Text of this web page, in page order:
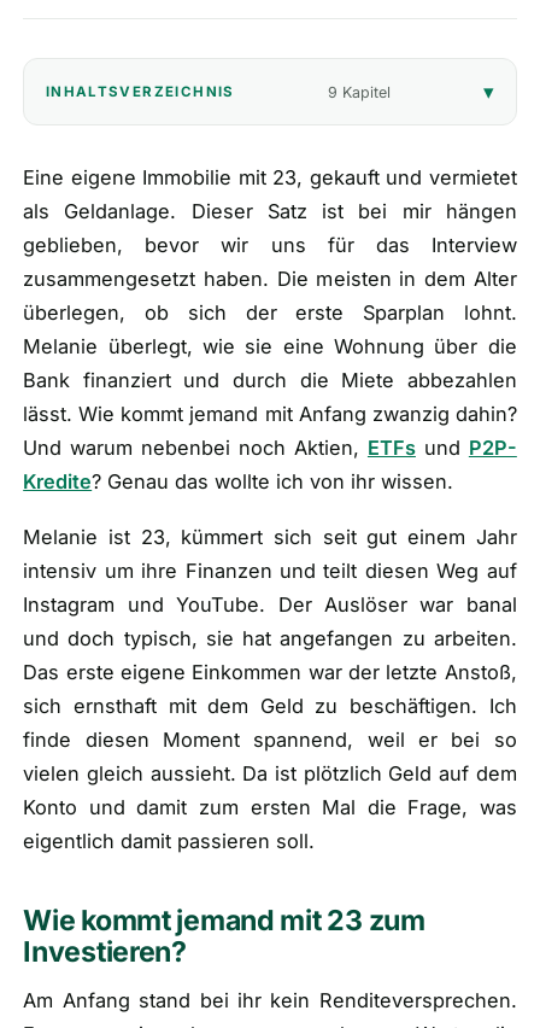
📰Artikel
Wie finanziert sich diese Seite?
Über mich
INHALTSVERZEICHNIS 9 Kapitel
Eine eigene Immobilie mit 23, gekauft und vermietet
als Geldanlage. Dieser Satz ist bei mir hängen
geblieben, bevor wir uns für das Interview
zusammengesetzt haben. Die meisten in dem Alter
überlegen, ob sich der erste Sparplan lohnt.
Melanie überlegt, wie sie eine Wohnung über die
Bank finanziert und durch die Miete abbezahlen
lässt. Wie kommt jemand mit Anfang zwanzig dahin?
Und warum nebenbei noch Aktien, ETFsund P2P-
Kredite? Genau das wollte ich von ihr wissen.
Melanie ist 23, kümmert sich seit gut einem Jahr
intensiv um ihre Finanzen und teilt diesen Weg auf
Instagram und YouTube. Der Auslöser war banal
und doch typisch, sie hat angefangen zu arbeiten.
Das erste eigene Einkommen war der letzte Anstoß,
sich ernsthaft mit dem Geld zu beschäftigen. Ich
finde diesen Moment spannend, weil er bei so
vielen gleich aussieht. Da ist plötzlich Geld auf dem
Konto und damit zum ersten Mal die Frage, was
eigentlich damit passieren soll.
Wie kommt jemand mit 23 zum
Investieren?
Am Anfang stand bei ihr kein Renditeversprechen.